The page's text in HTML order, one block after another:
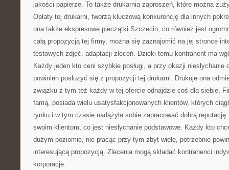
jakości papierze. To także drukarnia zaproszeń, które można
Opłaty tej drukarni, tworzą kluczową konkurencję dla innych
ona także ekspresowe pieczątki Szczecin, co również jest
całą propozycją tej firmy, można się zaznajomić na jej stronce
testowych zdjęć, adaptacji zleceń. Dzięki temu kontrahent ma
Każdy jeden kto ceni szybkie posługi, a przy okazji niesłychanie
powinien posłużyć się z propozycji tej drukarni. Drukuje ona
związku z tym też każdy w tej ofercie odnajdzie coś dla siebie.
famą, posiada wielu usatysfakcjonowanych klientów, których
rynku i w tym czasie nadążyła sobie zapracować dobrą
swoim klientom, co jest niesłychanie podstawowe. Każdy kto
dużym poziomie, nie płacąc przy tym zbyt wiele, potrzebnie
interesującą propozycją. Zlecenia mogą składać kontrahenci
korporacje.